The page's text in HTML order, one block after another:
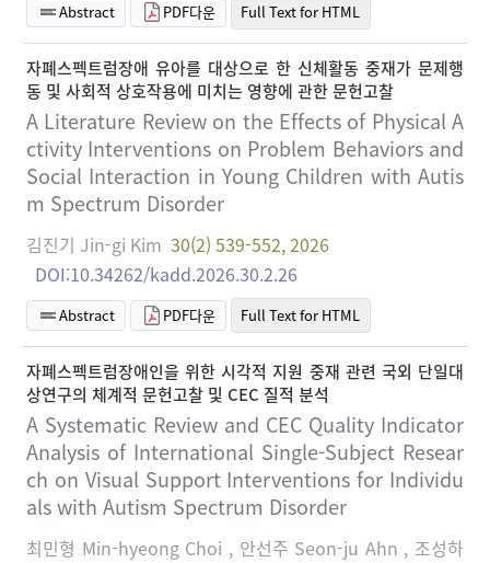
Abstract PDF다운 Full Text for HTML
자폐스펙트럼장애 유아를 대상으로 한 신체활동 중재가 문제행
동 및 사회적 상호작용에 미치는 영향에 관한 문헌고찰
A Literature Review on the Effects of Physical A
ctivity Interventions on Problem Behaviors and
Social Interaction in Young Children with Autis
m Spectrum Disorder
김진기 Jin-gi Kim 30(2) 539-552, 2026
DOI:10.34262/kadd.2026.30.2.26
Abstract PDF다운 Full Text for HTML
자폐스펙트럼장애인을 위한 시각적 지원 중재 관련 국외 단일대
상연구의 체계적 문헌고찰 및 CEC 질적 분석
A Systematic Review and CEC Quality Indicator
Analysis of International Single-Subject Resear
ch on Visual Support Interventions for Individu
als with Autism Spectrum Disorder
최민형 Min-hyeong Choi , 안선주 Seon-ju Ahn , 조성하